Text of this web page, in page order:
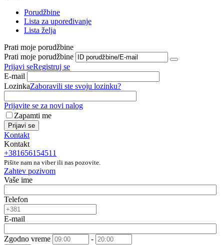
Porudžbine
Lista za upoređivanje
Lista želja
Prati moje porudžbine
Prati moje porudžbine
Prijavi seRegistruj se
E-mail
LozinkaZaboravili ste svoju lozinku?
Prijavite se za novi nalog
Zapamti me
Prijavi se
Kontakt
Kontakt
+381656154511
Pišite nam na viber ili nas pozovite.
Zahtev pozivom
Vaše ime
Telefon
E-mail
Zgodno vreme -